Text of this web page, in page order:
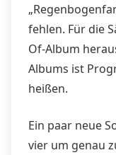
fehlen. Für die
Of-Album
Albums ist
heißen.
Ein paar neue
vier um genau